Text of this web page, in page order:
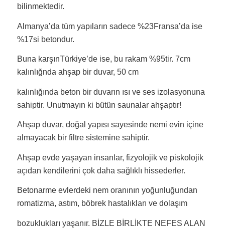
bilinmektedir.
Almanya’da tüm yapıların sadece %23Fransa’da ise
%17si betondur.
Buna karşınTürkiye’de ise, bu rakam %95tir. 7cm
kalınlığnda ahşap bir duvar, 50 cm
kalınlığında beton bir duvarın ısı ve ses izolasyonuna
sahiptir. Unutmayın ki bütün saunalar ahşaptır!
Ahşap duvar, doğal yapısı sayesinde nemi evin içine
almayacak bir filtre sistemine sahiptir.
Ahşap evde yaşayan insanlar, fizyolojik ve piskolojik
açıdan kendilerini çok daha sağlıklı hissederler.
Betonarme evlerdeki nem oranının yoğunluğundan
romatizma, astım, böbrek hastalıkları ve dolaşım
bozuklukları yaşanır. BİZLE BİRLİKTE NEFES ALAN